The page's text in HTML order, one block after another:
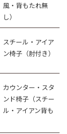
風・背もたれ無
し）
スチール・アイア
ン椅子（肘付き）
カウンター・スタ
ンド椅子（スチー
ル・アイアン背も